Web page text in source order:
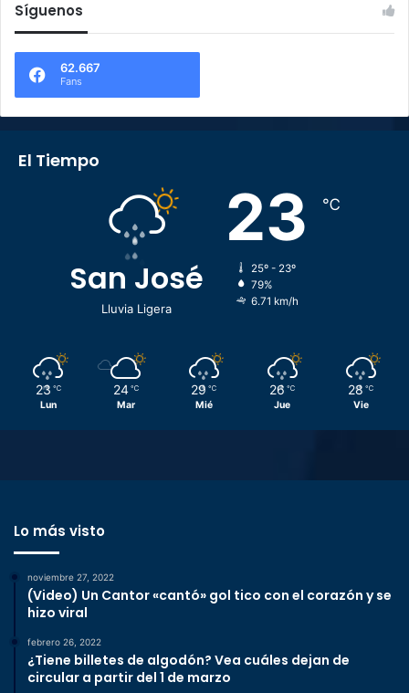
Síguenos
62.667
Fans
El Tiempo
San José
Lluvia Ligera
23 ℃
25º - 23º
79%
6.71 km/h
23 ℃
Lun
24 ℃
Mar
29 ℃
Mié
26 ℃
Jue
28 ℃
Vie
Lo más visto
noviembre 27, 2022
(Video) Un Cantor «cantó» gol tico con el corazón y se
hizo viral
febrero 26, 2022
¿Tiene billetes de algodón? Vea cuáles dejan de
circular a partir del 1 de marzo